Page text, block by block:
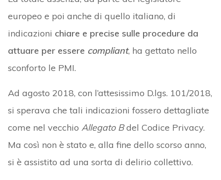
europeo e poi anche di quello italiano, di
indicazioni chiare e precise sulle procedure da
attuare per essere compliant, ha gettato nello
sconforto le PMI.
Ad agosto 2018, con l’attesissimo D.lgs. 101/2018,
si sperava che tali indicazioni fossero dettagliate
come nel vecchio Allegato Bdel Codice Privacy.
Ma così non è stato e, alla fine dello scorso anno,
si è assistito ad una sorta di delirio collettivo.